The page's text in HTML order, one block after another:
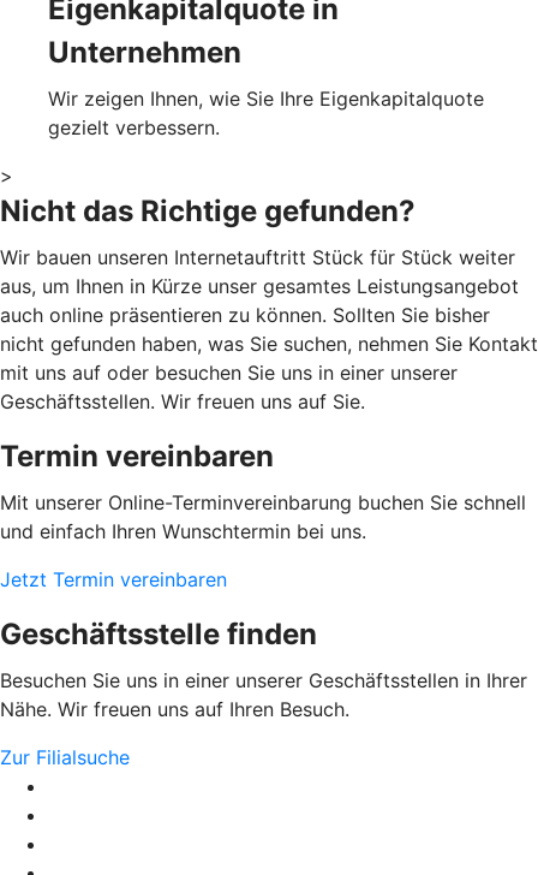
Eigenkapitalquote in
Unternehmen
Wir zeigen Ihnen, wie Sie Ihre Eigenkapitalquote
gezielt verbessern.
>
Nicht das Richtige gefunden?
Wir bauen unseren Internetauftritt Stück für Stück weiter
aus, um Ihnen in Kürze unser gesamtes Leistungsangebot
auch online präsentieren zu können. Sollten Sie bisher
nicht gefunden haben, was Sie suchen, nehmen Sie Kontakt
mit uns auf oder besuchen Sie uns in einer unserer
Geschäftsstellen. Wir freuen uns auf Sie.
Termin vereinbaren
Mit unserer Online-Terminvereinbarung buchen Sie schnell
und einfach Ihren Wunschtermin bei uns.
Jetzt Termin vereinbaren
Geschäftsstelle finden
Besuchen Sie uns in einer unserer Geschäftsstellen in Ihrer
Nähe. Wir freuen uns auf Ihren Besuch.
Zur Filialsuche